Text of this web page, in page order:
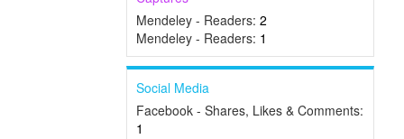
Mendeley - Readers: 2
Mendeley - Readers: 1
Social Media
Facebook - Shares, Likes & Comments:
1